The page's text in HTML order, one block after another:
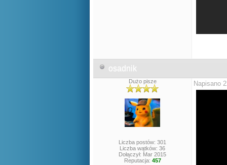
osadnik
Dużo pisze
Liczba postów: 301
Liczba wątków: 36
Dołączył: Mar 2015
Reputacja: 457
Napisano